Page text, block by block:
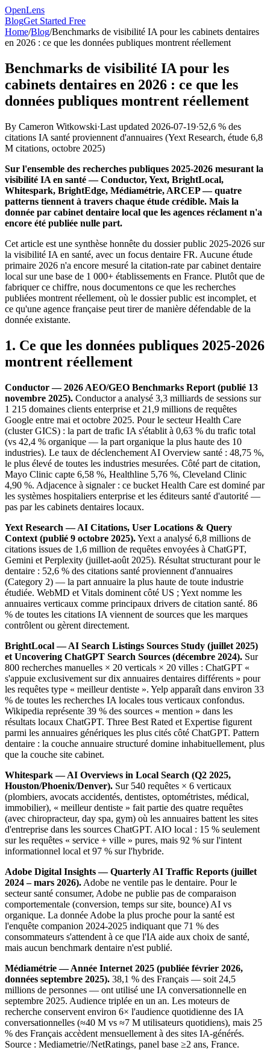
OpenLens
BlogGet Started Free
Home/Blog/Benchmarks de visibilité IA pour les cabinets dentaires
en 2026 : ce que les données publiques montrent réellement
Benchmarks de visibilité IA pour les
cabinets dentaires en 2026 : ce que les
données publiques montrent réellement
By Cameron Witkowski·Last updated 2026-07-19·52,6 % des
citations IA santé proviennent d'annuaires (Yext Research, étude 6,8
M citations, octobre 2025)
Sur l'ensemble des recherches publiques 2025-2026 mesurant la
visibilité IA en santé — Conductor, Yext, BrightLocal,
Whitespark, BrightEdge, Médiamétrie, ARCEP — quatre
patterns tiennent à travers chaque étude crédible. Mais la
donnée par cabinet dentaire local que les agences réclament n'a
encore été publiée nulle part.
Cet article est une synthèse honnête du dossier public 2025-2026 sur
la visibilité IA en santé, avec un focus dentaire FR. Aucune étude
primaire 2026 n'a encore mesuré la citation-rate par cabinet dentaire
local sur une base de 1 000+ établissements en France. Plutôt que de
fabriquer ce chiffre, nous documentons ce que les recherches
publiées montrent réellement, où le dossier public est incomplet, et
ce qu'une agence française peut tirer de manière défendable de la
donnée existante.
1. Ce que les données publiques 2025-2026
montrent réellement
Conductor — 2026 AEO/GEO Benchmarks Report (publié 13
novembre 2025). Conductor a analysé 3,3 milliards de sessions sur
1 215 domaines clients enterprise et 21,9 millions de requêtes
Google entre mai et octobre 2025. Pour le secteur Health Care
(cluster GICS) : la part de trafic IA s'établit à 0,63 % du trafic total
(vs 42,4 % organique — la part organique la plus haute des 10
industries). Le taux de déclenchement AI Overview santé : 48,75 %,
le plus élevé de toutes les industries mesurées. Côté part de citation,
Mayo Clinic capte 6,58 %, Healthline 5,76 %, Cleveland Clinic
4,90 %. Adjacence à signaler : ce bucket Health Care est dominé par
les systèmes hospitaliers enterprise et les éditeurs santé d'autorité —
pas par les cabinets dentaires locaux.
Yext Research — AI Citations, User Locations & Query
Context (publié 9 octobre 2025).Yext a analysé 6,8 millions de
citations issues de 1,6 million de requêtes envoyées à ChatGPT,
Gemini et Perplexity (juillet-août 2025). Résultat structurant pour le
dentaire : 52,6 % des citations santé proviennent d'annuaires
(Category 2) — la part annuaire la plus haute de toute industrie
étudiée. WebMD et Vitals dominent côté US ; Yext nomme les
annuaires verticaux comme principaux drivers de citation santé. 86
% de toutes les citations IA viennent de sources que les marques
contrôlent ou gèrent directement.
BrightLocal — AI Search Listings Sources Study (juillet 2025)
et Uncovering ChatGPT Search Sources (décembre 2024). Sur
800 recherches manuelles × 20 verticals × 20 villes : ChatGPT «
s'appuie exclusivement sur dix annuaires dentaires différents » pour
les requêtes type « meilleur dentiste ». Yelp apparaît dans environ 33
% de toutes les recherches IA locales tous verticaux confondus.
Wikipedia représente 39 % des sources « mention » dans les
résultats locaux ChatGPT. Three Best Rated et Expertise figurent
parmi les annuaires génériques les plus cités côté ChatGPT. Pattern
dentaire : la couche annuaire structuré domine inhabituellement, plus
que la couche site cabinet.
Whitespark — AI Overviews in Local Search (Q2 2025,
Houston/Phoenix/Denver). Sur 540 requêtes × 6 verticaux
(plombiers, avocats accidentés, dentistes, optométristes, médical,
immobilier), « meilleur dentiste » fait partie des quatre requêtes
(avec chiropracteur, day spa, gym) où les annuaires battent les sites
d'entreprise dans les sources ChatGPT. AIO local : 15 % seulement
sur les requêtes « service + ville » pures, mais 92 % sur l'intent
informationnel local et 97 % sur l'hybride.
Adobe Digital Insights — Quarterly AI Traffic Reports (juillet
2024 – mars 2026). Adobe ne ventile pas le dentaire. Pour le
secteur santé consumer, Adobe ne publie pas de comparaison
comportementale (conversion, temps sur site, bounce) AI vs
organique. La donnée Adobe la plus proche pour la santé est
l'enquête companion 2024-2025 indiquant que 71 % des
consommateurs s'attendent à ce que l'IA aide aux choix de santé,
mais aucun benchmark dentaire n'est publié.
Médiamétrie — Année Internet 2025 (publiée février 2026,
données septembre 2025). 38,1 % des Français — soit 24,5
millions de personnes — ont utilisé une IA conversationnelle en
septembre 2025. Audience triplée en un an. Les moteurs de
recherche conservent environ 6× l'audience quotidienne des IA
conversationnelles (≈40 M vs ≈7 M utilisateurs quotidiens), mais 25
% des Français accèdent mensuellement à des sites IA-générés.
Source : Mediametrie//NetRatings, panel base ≥2 ans, France.